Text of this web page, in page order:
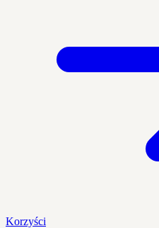
Korzyści